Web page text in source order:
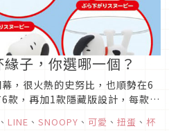
子，你選哪一個？
，很火熱的史努比，也順勢在6
款，再加1款隱藏版設計，每款
到花生家族粉絲的瘋狂搶購吧！
、 LINE 、 SNOOPY 、 可愛 、 扭蛋 、 杯